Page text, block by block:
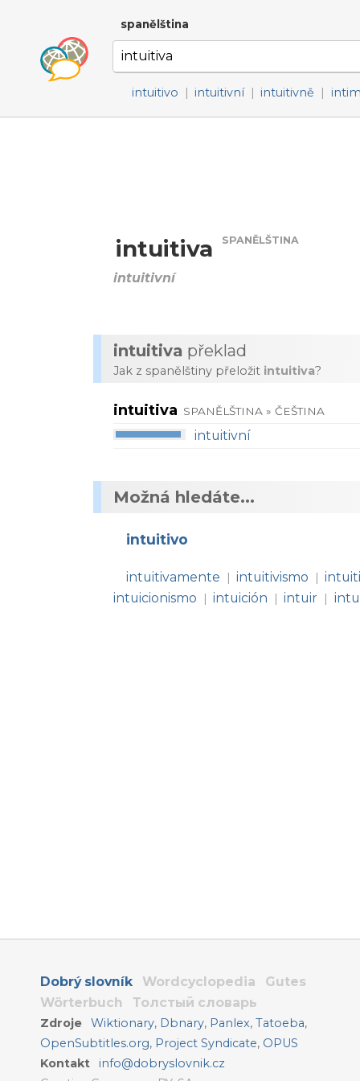
spanělština
intuitivo | intuitivní | intuitivně |
intuitiva SPANĚLŠTINA
intuitivní
intuitiva překlad
Jak z spanělštiny přeložit intuitiva?
intuitiva SPANĚLŠTINA » ČEŠTINA
intuitivní
Možná hledáte...
intuitivo
intuitivamente | intuitivismo |
intuicionismo
| intuición | intuir |
Dobrý slovník Wordcyclopedia
Gutes
Wörterbuch
Толстый словарь
Zdroje Wiktionary, Dbnary, Panlex,Tatoeba,
OpenSubtitles.org, Project Syndicate, OPUS
Kontakt
info@dobryslovnik.cz